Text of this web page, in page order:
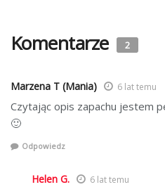
Komentarze 2
Marzena T (Mania) 6 lat temu
Czytając opis zapachu jestem
🙂
Odpowiedz
Helen G. 6 lat temu